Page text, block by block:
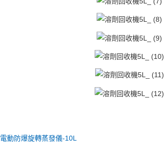
電動防爆旋轉蒸發儀-10L